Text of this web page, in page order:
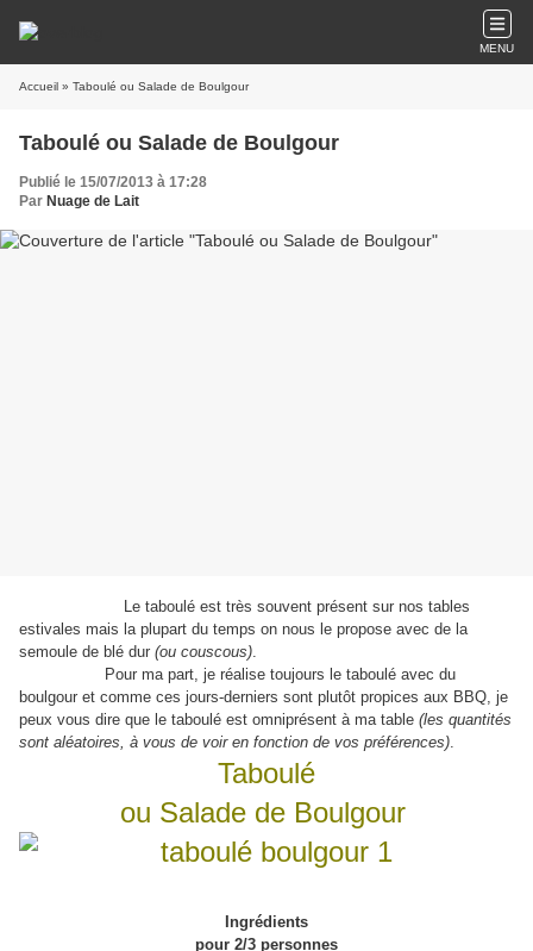
MENU
Accueil » Taboulé ou Salade de Boulgour
Taboulé ou Salade de Boulgour
Publié le 15/07/2013 à 17:28
Par Nuage de Lait
Le taboulé est très souvent présent sur nos tables
estivales mais la plupart du temps on nous le propose avec de la
semoule de blé dur (ou couscous).
Pour ma part, je réalise toujours le taboulé avec du
boulgour et comme ces jours-derniers sont plutôt propices aux BBQ, je
peux vous dire que le taboulé est omniprésent à ma table (les quantités
sont aléatoires, à vous de voir en fonction de vos préférences).
Taboulé
ou Salade de Boulgour
Ingrédients
pour 2/3 personnes